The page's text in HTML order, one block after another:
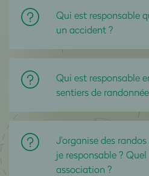
Qui est responsable
un accident ?
Qui est responsable
sentiers de
J'organise des
je responsable ?
association ?